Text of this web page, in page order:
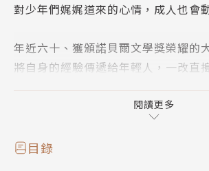
對少年們娓娓道來的心情，成人也會
年近六十、獲頒諾貝爾文學獎榮耀的
將自身的經驗傳遞給年輕人，一改直
故事與體悟。「為什麼孩子非得要去
江開始回顧自己的童年經驗，以及從
生，提出他對教育溫和而深刻的看法。
閱讀更多
目錄